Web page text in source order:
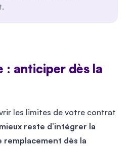
: anticiper dès la
les limites de votre contrat
reste d’intégrer la
remplacement dès la